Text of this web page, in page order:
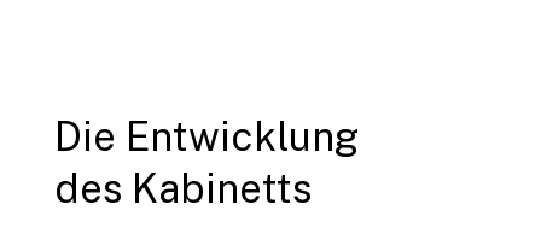
Die Entwicklung
des Kabinetts